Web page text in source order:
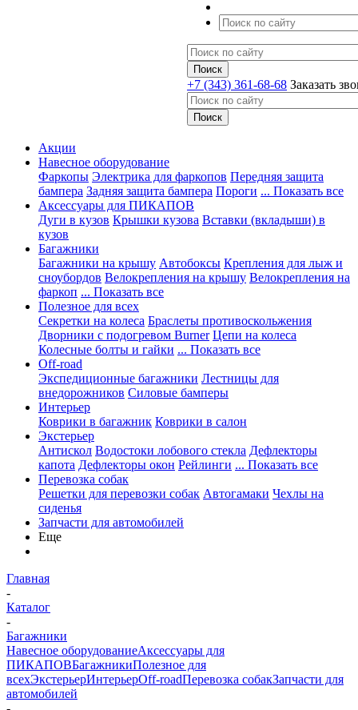
+7 (343) 361-68-68 Заказать
Акции
Навесное оборудование
Фаркопы Электрика для фаркопов Передняя защита
бампера Задняя защита бампера Пороги ... Показать все
Аксессуары для ПИКАПОВ
Дуги в кузов Крышки кузова Вставки (вкладыши) в
кузов
Багажники
Багажники на крышу Автобоксы Крепления для лыж и
сноубордов Велокрепления на крышу Велокрепления на
фаркоп ... Показать все
Полезное для всех
Секретки на колеса Браслеты противоскольжения
Дворники с подогревом Burner Цепи на колеса
Колесные болты и гайки ... Показать все
Off-road
Экспедиционные багажники Лестницы для
внедорожников Силовые бамперы
Интерьер
Коврики в багажник Коврики в салон
Экстерьер
Антискол Водостоки лобового стекла Дефлекторы
капота Дефлекторы окон Рейлинги ... Показать все
Перевозка собак
Решетки для перевозки собак Автогамаки Чехлы на
сиденья
Запчасти для автомобилей
Еще
Главная
-
Каталог
-
Багажники
Навесное оборудованиеАксессуары для
ПИКАПОВБагажникиПолезное для
всехЭкстерьерИнтерьерOff-roadПеревозка собакЗапчасти для
автомобилей